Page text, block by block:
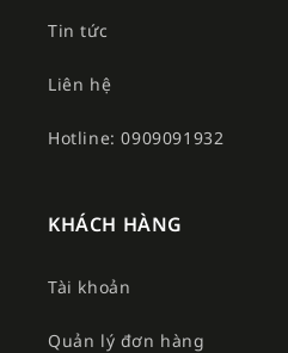
Tin tức
Liên hệ
Hotline: 0909091932
KHÁCH HÀNG
Tài khoản
Quản lý đơn hàng